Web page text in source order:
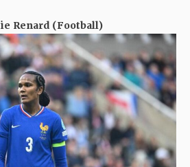
Renard (Football)